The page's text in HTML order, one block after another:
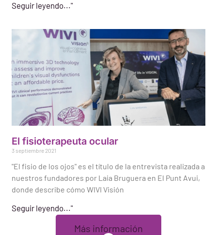
Seguir leyendo..."
El fisioterapeuta ocular
3 septiembre 2021
"El fisio de los ojos" es el título de la entrevista realizada a
nuestros fundadores por Laia Bruguera en El Punt Avui,
donde describe cómo WIVI Visión
Seguir leyendo..."
Más información